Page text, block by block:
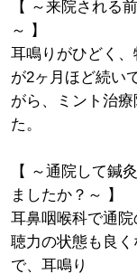
【 ～来院される
～ 】
耳鳴りがひどく
が2ヶ月ほど続い
がら、ミント治
た。
【 ～通院して鍼
ましたか？～ 】
耳鼻咽喉科で通
聴力の状態も良
で、耳鳴り